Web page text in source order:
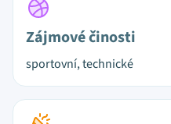
Zájmové činosti
sportovní, technické